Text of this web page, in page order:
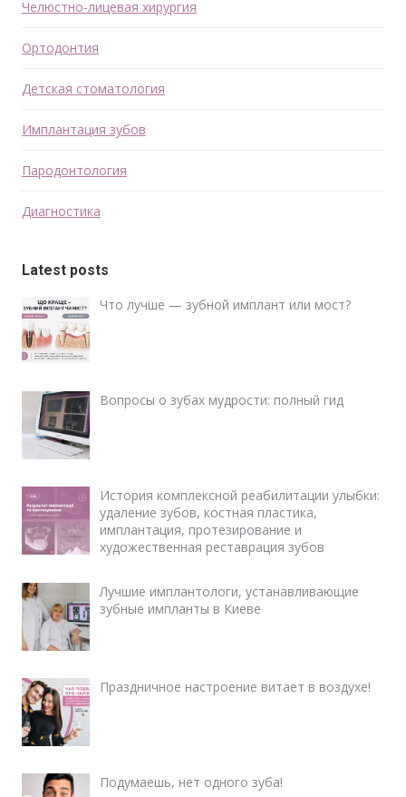
Челюстно-лицевая хирургия
Ортодонтия
Детская стоматология
Имплантация зубов
Пародонтология
Диагностика
Latest posts
Что лучше — зубной имплант или мост?
Вопросы о зубах мудрости: полный гид
История комплексной реабилитации улыбки:
удаление зубов, костная пластика,
имплантация, протезирование и
художественная реставрация зубов
Лучшие имплантологи, устанавливающие
зубные импланты в Киеве
Праздничное настроение витает в воздухе!
Подумаешь, нет одного зуба!